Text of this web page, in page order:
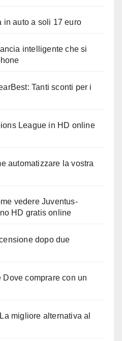
in auto a soli 17 euro
intelligente che si
Tanti sconti per i
League in HD online
automatizzare la vostra
vedere Juventus-
HD gratis online
dopo due
Dove comprare con un
migliore alternativa al